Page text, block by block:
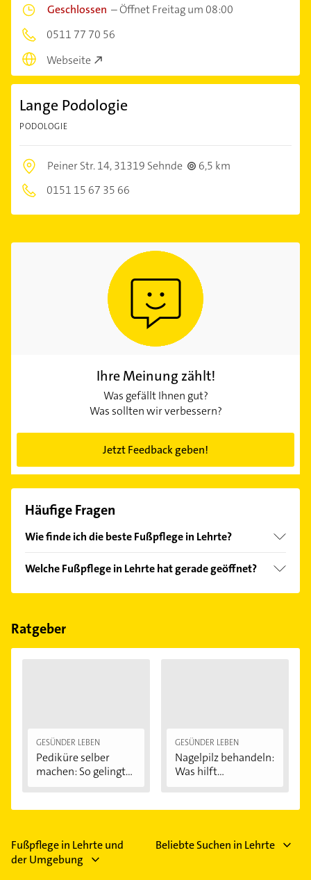
Geschlossen –Öffnet Freitag um 08:00
0511 77 70 56
Webseite
Lange Podologie
PODOLOGIE
Peiner Str. 14,31319 Sehnde
6,5 km
0151 15 67 35 66
Ihre Meinung zählt!
Was gefällt Ihnen gut?
Was sollten wir verbessern?
Jetzt Feedback geben!
Häufige Fragen
Wie finde ich die beste Fußpflege in Lehrte?
Kundenmeinungen und profitieren Sie von den
Empfehlungen. Die Suchergebnisse können Sie sich
Welche Fußpflege in Lehrte hat gerade geöffnet?
Im Anbieter-Bereich finden Sie alleÖffnungszeiten.
Feiertagen abweichen können.
Ratgeber
GESÜNDER LEBEN
Pediküre selber
machen: So gelingt...
GESÜNDER LEBEN
Nagelpilz behandeln:
Was hilft...
Fußpflege in Lehrte und
der Umgebung
Beliebte Suchen in Lehrte